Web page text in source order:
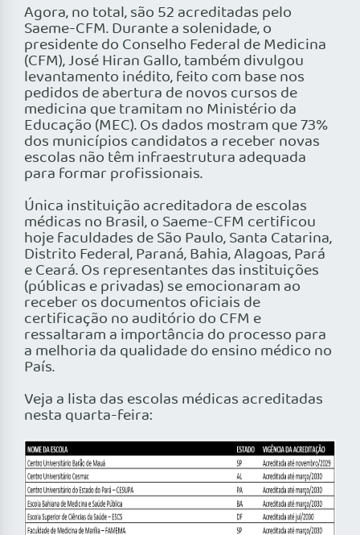
Agora, no total, são 52 acreditadas pelo
Saeme-CFM. Durante a solenidade, o
presidente do Conselho Federal de Medicina
(CFM), José Hiran Gallo, também divulgou
levantamento inédito, feito com base nos
pedidos de abertura de novos cursos de
medicina que tramitam no Ministério da
Educação (MEC). Os dados mostram que 73%
dos municípios candidatos a receber novas
escolas não têm infraestrutura adequada
para formar profissionais.
Única instituição acreditadora de escolas
médicas no Brasil, o Saeme-CFM certificou
hoje faculdades de São Paulo, Santa Catarina,
Distrito Federal, Paraná, Bahia, Alagoas, Pará
e Ceará. Os representantes das instituições
(públicas e privadas) se emocionaram ao
receber os documentos oficiais de
certificação no auditório do CFM e
ressaltaram a importância do processo para
a melhoria da qualidade do ensino médico no
País.
Veja a lista das escolas médicas acreditadas
nesta quarta-feira: